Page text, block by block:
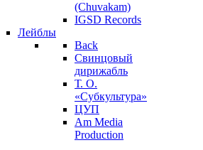
(Chuvakam)
IGSD Records
Лейблы
Back
Свинцовый
дирижабль
Т. О.
«Субкультура»
ЦУП
Am Media
Production